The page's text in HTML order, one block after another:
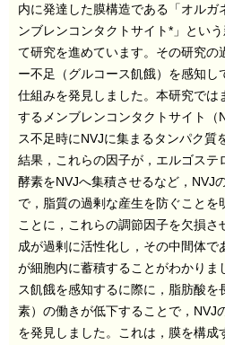
内に発達した膜構造である「オルガ
ンブレンコンタクトサイト*」とい
て研究を進めています。その研究の
ー不足（グルコース飢餓）を感知
仕組みを発見しました。本研究では
するメンブレンコンタクトサイト（
ス不足時にNVJに集まるタンパク質
結果，これらの因子が，エルゴステ
酵素をNVJへ集積させるなど，NVJ
で，脂質の過剰な産生を防ぐこと
ことに，これらの調節因子を欠損
成が過剰に活性化し，その中間体で
が細胞内に蓄積することがわかりま
ス飢餓を感知するに際に，脂肪酸
素）の働きが低下することで，NVJ
を発見しました。これは，膜を構成